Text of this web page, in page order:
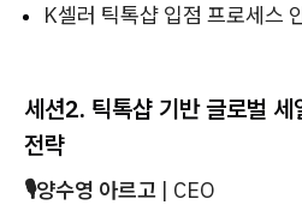
K셀러 틱톡샵 입점 프로세스
세션2. 틱톡샵 기반 글로벌
전략
🎙️양수영 아르고 | CEO